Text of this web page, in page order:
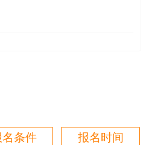
力差的了，有班主任督促
真不错
名条件 报名时间